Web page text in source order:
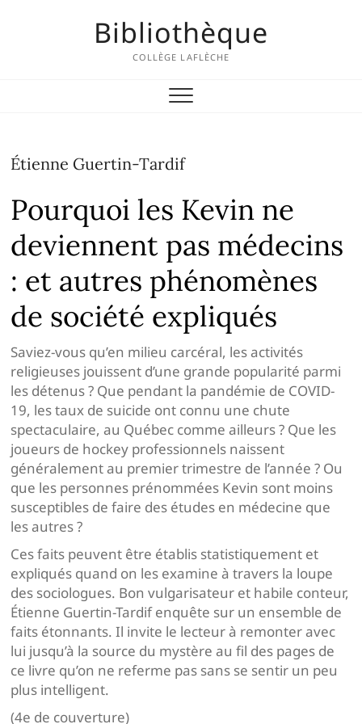
Bibliothèque
COLLÈGE LAFLÈCHE
Étienne Guertin-Tardif
Pourquoi les Kevin ne
deviennent pas médecins
: et autres phénomènes
de société expliqués
Saviez-vous qu’en milieu carcéral, les activités
religieuses jouissent d’une grande popularité parmi
les détenus ? Que pendant la pandémie de COVID-
19, les taux de suicide ont connu une chute
spectaculaire, au Québec comme ailleurs ? Que les
joueurs de hockey professionnels naissent
généralement au premier trimestre de l’année ? Ou
que les personnes prénommées Kevin sont moins
susceptibles de faire des études en médecine que
les autres ?
Ces faits peuvent être établis statistiquement et
expliqués quand on les examine à travers la loupe
des sociologues. Bon vulgarisateur et habile conteur,
Étienne Guertin-Tardif enquête sur un ensemble de
faits étonnants. Il invite le lecteur à remonter avec
lui jusqu’à la source du mystère au fil des pages de
ce livre qu’on ne referme pas sans se sentir un peu
plus intelligent.
(4e de couverture)